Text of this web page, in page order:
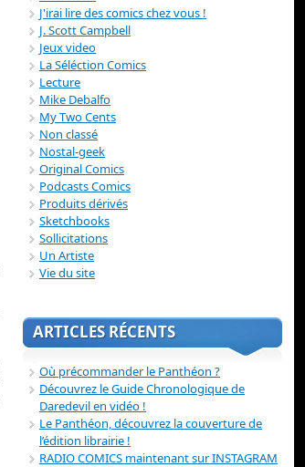
J'irai lire des comics chez vous !
J. Scott Campbell
Jeux video
La Séléction Comics
Lecture
Mike Debalfo
My Two Cents
Non classé
Nostal-geek
Original Comics
Podcasts Comics
Produits dérivés
Sketchbooks
Sollicitations
Un Artiste
Vie du site
ARTICLES RÉCENTS
Où précommander le Panthéon ?
Découvrez le Guide Chronologique de
Daredevil en vidéo !
Le Panthéon, découvrez la couverture de
l’édition librairie !
RADIO COMICS maintenant sur INSTAGRAM